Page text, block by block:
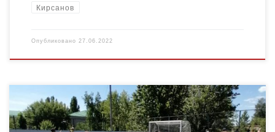
Кирсанов
Опубликовано 27.06.2022